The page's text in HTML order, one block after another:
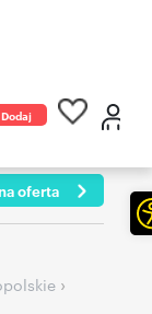
Dodaj
oferta
›